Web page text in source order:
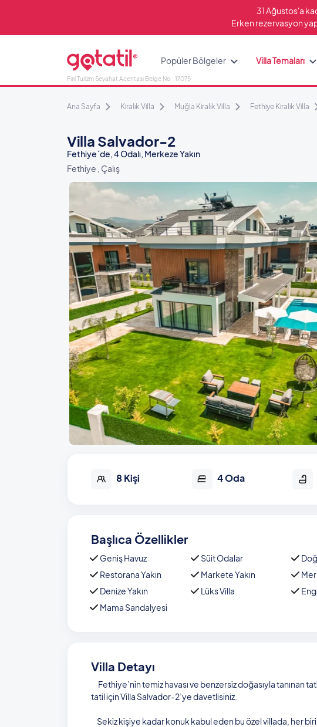
31 Ağustos'a
Erken rezervasyon
Fırıl Turizm Seyahat Acentası Belge No : 17075
Popüler Bölgeler Villa Temaları
Ana Sayfa Kiralık Villa Muğla Kiralık Villa Fethiye Kiralık Villa
Villa Salvador-2
Fethiye`de, 4 Odalı, Merkeze Yakın
Fethiye , Çalış
8 Kişi 4 Oda
Başlıca Özellikler
Geniş Havuz Süit Odalar
Restorana Yakın
Markete Yakın
Denize Yakın
Lüks Villa
Mama Sandalyesi
Villa Detayı
Fethiye’nin temiz havası ve benzersiz doğasıyla tanınan
tatil için Villa Salvador-2’ye davetlisiniz.
Sekiz kişiye kadar konuk kabul eden bu özel villada, her